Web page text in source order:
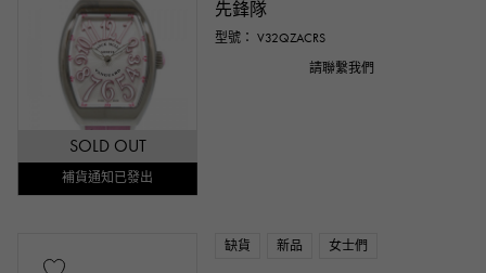
SOLD OUT
補貨通知已發出
先鋒隊
型號： V32QZACRS
請聯繫我們
缺貨 新品 女士們